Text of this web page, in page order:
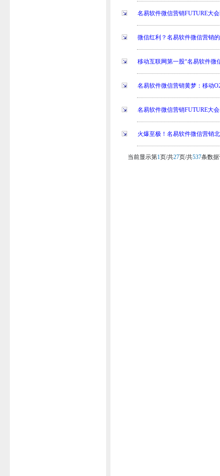
名易软件微信营销FUTURE大
微信红利？名易软件微信营销
移动互联网第一股“名易软件微
名易软件微信营销黄梦：移动
名易软件微信营销FUTURE大
火爆至极！名易软件微信营销
当前显示第1页/共27页/共537条数